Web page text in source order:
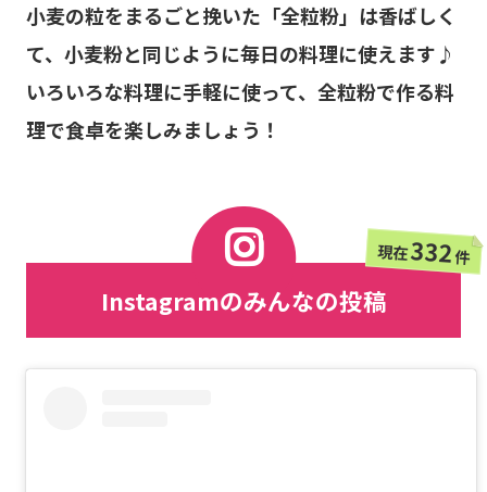
小麦の粒をまるごと挽いた「全粒粉」は香ばしく
て、小麦粉と同じように毎日の料理に使えます♪
いろいろな料理に手軽に使って、全粒粉で作る料
理で食卓を楽しみましょう！
Instagramのみんなの投稿
現在332件